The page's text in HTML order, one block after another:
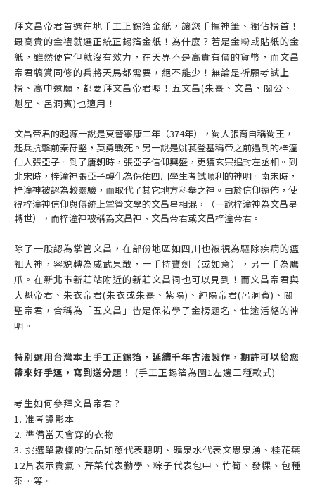
拜文昌帝君首選在地手工正錫箔金紙，讓您手揮神筆、獨佔榜首！
最高貴的金禮就選正統正錫箔金紙！為什麼？若是金粉或貼紙的金
紙，雖然便宜但就沒有效力，在天界不是高貴有價的貨幣，而文昌
帝君犒賞同修的兵將天馬都需要，絕不能少！無論是祈願考試上
榜、高中還願，都要拜文昌帝君喔！五文昌(朱熹、文昌、關公、
魁星、呂洞賓)也適用！
文昌帝君的起源一說是東晉寧康二年（374年），蜀人張育自稱蜀王，
起兵抗擊前秦苻堅，英勇戰死。另一說是姚萇登基稱帝之前遇到的梓潼
仙人張亞子。到了唐朝時，張亞子信仰興盛，更獲玄宗追封左丞相。到
北宋時，梓潼神張亞子轉化為保佑四川學生考試順利的神明。南宋時，
梓潼神被認為較靈驗，而取代了其它地方科舉之神。由於信仰遠佈，使
得梓潼神信仰與傳統上掌管文學的文昌星相混，（一說梓潼神為文昌星
轉世），而梓潼神被稱為文昌神、文昌帝君或文昌梓潼帝君。
除了一般認為掌管文昌，在部份地區如四川也被視為驅除疾病的瘟
祖大神，容貌轉為威武果敢，一手持寶劍（或如意），另一手為鷹
爪。在新北市新莊站附近的新莊文昌祠也可以見到！而文昌帝君與
大魁帝君、朱衣帝君(朱衣或朱熹、紫陽)、純陽帝君(呂洞賓)、關
聖帝君，合稱為「五文昌」皆是保祐學子金榜題名、仕途活絡的神
明。
特別選用台灣本土手工正錫箔，延續千年古法製作，期許可以給您
帶來好手運，寫到送分題！ (手工正錫箔為圖1左邊三種款式)
考生如何參拜文昌帝君？
1. 准考證影本
2. 準備當天會穿的衣物
3. 挑選單數樣的供品如蔥代表聰明、礦泉水代表文思泉湧、桂花葉
12片表示貴氣、芹菜代表勤學、粽子代表包中、竹筍、發粿、包種
茶…等。